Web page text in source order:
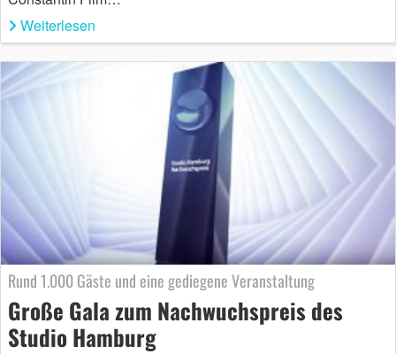
Weiterlesen
Rund 1.000 Gäste und eine gediegene Veranstaltung
Große Gala zum Nachwuchspreis des
Studio Hamburg